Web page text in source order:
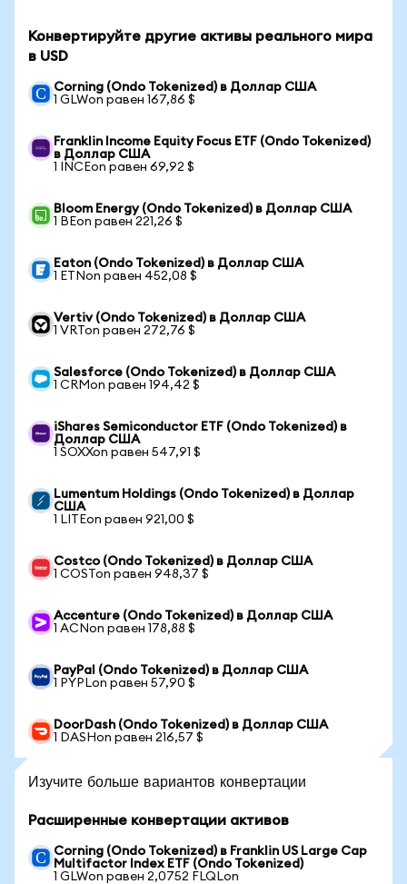
Конвертируйте другие активы реального мира
в USD
Corning (Ondo Tokenized) в Доллар США
1 GLWon равен 167,86 $
Franklin Income Equity Focus ETF (Ondo Tokenized)
в Доллар США
1 INCEon равен 69,92 $
Bloom Energy (Ondo Tokenized) в Доллар США
1 BEon равен 221,26 $
Eaton (Ondo Tokenized) в Доллар США
1 ETNon равен 452,08 $
Vertiv (Ondo Tokenized) в Доллар США
1 VRTon равен 272,76 $
Salesforce (Ondo Tokenized) в Доллар США
1 CRMon равен 194,42 $
iShares Semiconductor ETF (Ondo Tokenized) в
Доллар США
1 SOXXon равен 547,91 $
Lumentum Holdings (Ondo Tokenized) в Доллар
США
1 LITEon равен 921,00 $
Costco (Ondo Tokenized) в Доллар США
1 COSTon равен 948,37 $
Accenture (Ondo Tokenized) в Доллар США
1 ACNon равен 178,88 $
PayPal (Ondo Tokenized) в Доллар США
1 PYPLon равен 57,90 $
DoorDash (Ondo Tokenized) в Доллар США
1 DASHon равен 216,57 $
Изучите больше вариантов конвертации
Расширенные конвертации активов
Corning (Ondo Tokenized) в Franklin US Large Cap
Multifactor Index ETF (Ondo Tokenized)
1 GLWon равен 2,0752 FLQLon